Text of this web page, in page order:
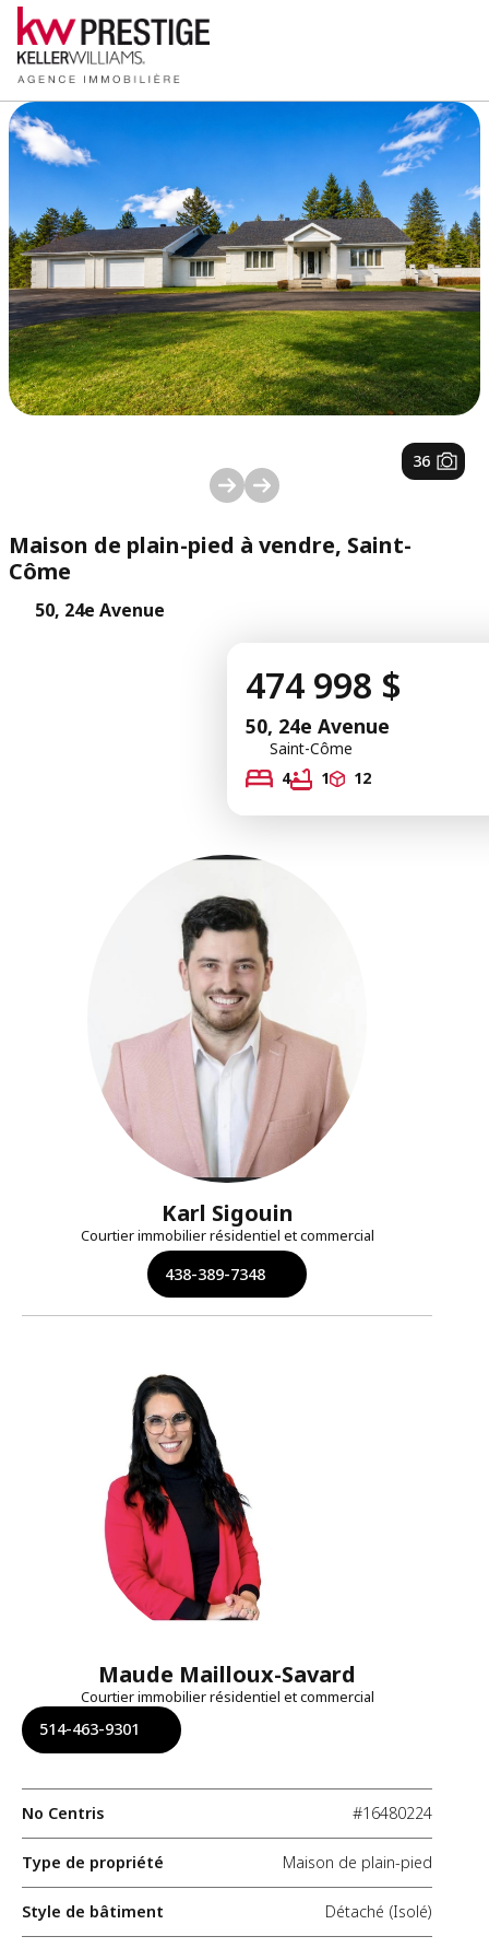
1/ 36
Maison de plain-pied à vendre, Saint-
Côme
50, 24e Avenue
474 998 $
50, 24e Avenue
Saint-Côme
4
1 12
Karl Sigouin
Courtier immobilier résidentiel et commercial
438-389-7348
Maude Mailloux-Savard
Courtier immobilier résidentiel et commercial
514-463-9301
No Centris #16480224
Type de propriété Maison de plain-pied
Style de bâtiment Détaché (Isolé)